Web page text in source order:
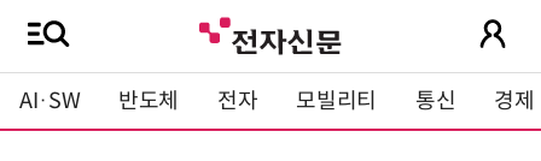
AI·SW 반도체 전자 모빌리티 통신 경제